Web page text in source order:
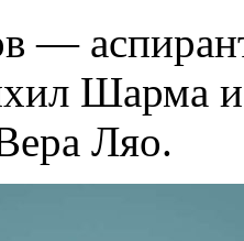
—
Шарма и
Ляо.